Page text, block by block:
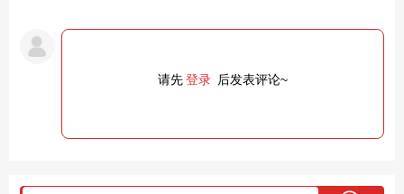
请先登录 后发表评论~